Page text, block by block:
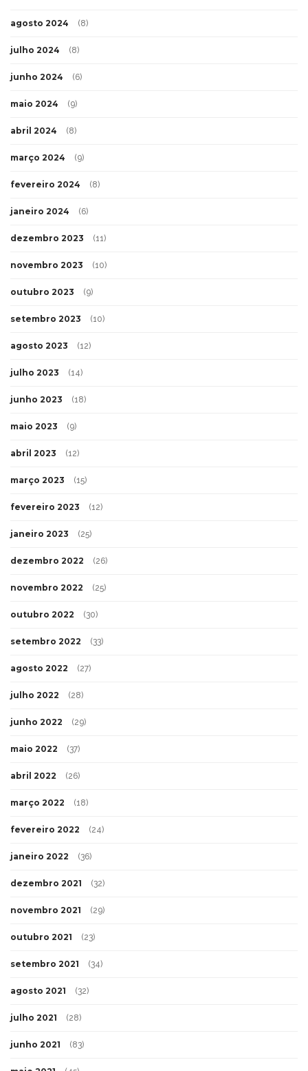
agosto 2024 (8)
julho 2024 (8)
junho 2024 (6)
maio 2024 (9)
abril 2024 (8)
março 2024 (9)
fevereiro 2024 (8)
janeiro 2024 (6)
dezembro 2023 (11)
novembro 2023 (10)
outubro 2023 (9)
setembro 2023 (10)
agosto 2023 (12)
julho 2023 (14)
junho 2023 (18)
maio 2023 (9)
abril 2023 (12)
março 2023 (15)
fevereiro 2023 (12)
janeiro 2023 (25)
dezembro 2022 (26)
novembro 2022 (25)
outubro 2022 (30)
setembro 2022 (33)
agosto 2022 (27)
julho 2022 (28)
junho 2022 (29)
maio 2022 (37)
abril 2022 (26)
março 2022 (18)
fevereiro 2022 (24)
janeiro 2022 (36)
dezembro 2021 (32)
novembro 2021 (29)
outubro 2021 (23)
setembro 2021 (34)
agosto 2021 (32)
julho 2021 (28)
junho 2021 (83)